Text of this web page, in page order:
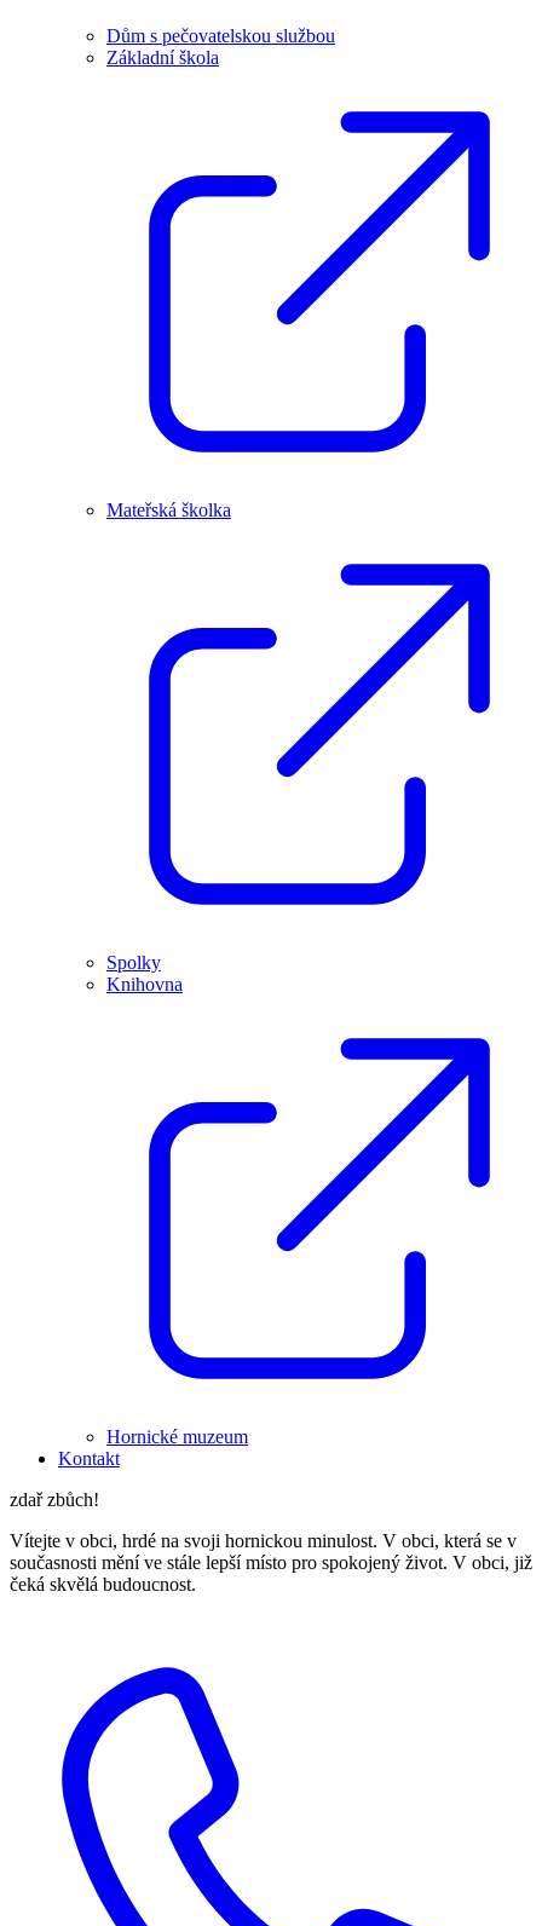
Dům s pečovatelskou službou
Základní škola
Mateřská školka
Spolky
Knihovna
Hornické muzeum
Kontakt
zdař zbůch!
Vítejte v obci, hrdé na svoji hornickou minulost. V obci, která se v
současnosti mění ve stále lepší místo pro spokojený život. V obci, již
čeká skvělá budoucnost.